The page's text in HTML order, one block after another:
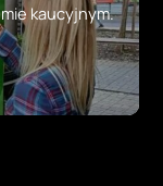
kaucyjnym.